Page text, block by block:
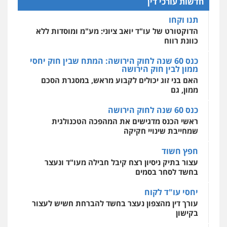
אחסון אתרים
מקצועיים לעורכי דין
מרכז התחלה חדשה
אסירים עבירות מין שירותים מקצועיים
לעורכי דין
תנו וקחו
הדוקטורט של עו"ד יואב ציוני: מע"מ ומוסדות ללא
כוונת רווח
כנס 60 שנה לחוק הירושה: המתח שבין חוק יחסי
ממון לבין חוק הירושה
האם בני זוג יכולים לקבוע מראש, במסגרת הסכם
ממון, גם
כנס 60 שנה לחוק הירושה
ראשי הכנס מדגישים את המהפכה הטכנולגית
שמחייבת שינויי חקיקה
חפץ חשוד
עצור בתיק ניסיון רצח קיבל חבילה מעו"ד ונעצר
בחשד לסחר בסמים
יחסי עו"ד לקוח
עורך דין מהצפון נעצר בחשד להברחת חשיש לעצור
בקישון